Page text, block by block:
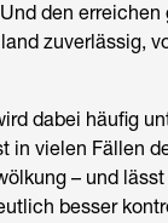
den
zuverlässig,
dabei häufig
in vielen Fällen
– und
besser